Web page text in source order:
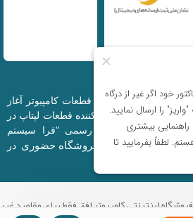
کامپیوتر افق، فعالیت خود را از سال 1377 در زمینه قطعات کامپیوتر آغاز
وارد کننده و توزیع کننده قطعات لپتاپ در
مجموعه که با نام رسمی "فرا سیستم
اینترنتی و
فروشگاه حضوری در
مظفر" میباشد.
اینترنتی کامپیوتر افق فقط برای مقاصد غیر